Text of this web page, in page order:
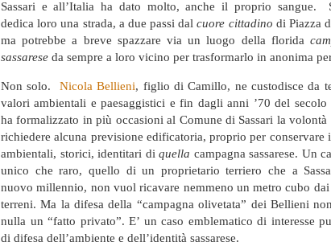
Sassari e all’Italia ha dato molto, anche il proprio sangue.
dedica loro una strada, a due passi dalcuore cittadino di Piazza
ma potrebbe a breve spazzare via un luogo della florida
sassarese da sempre a loro vicino per trasformarlo in anonima
Non solo. Nicola Bellieni, figlio di Camillo, ne custodisce da
valori ambientali e paesaggistici e fin dagli anni ’70 del secolo
ha formalizzato in più occasioni al Comune di Sassari la volontà
richiedere alcuna previsione edificatoria, proprio per conservare
ambientali, storici, identitari diquella campagna sassarese. Un
unico che raro, quello di un proprietario terriero che a
nuovo millennio, non vuol ricavare nemmeno un metro cubo
terreni. Ma la difesa della “campagna olivetata” dei Bellieni
nulla un “fatto privato”. E’ un caso emblematico di interesse
di difesa dell’ambiente e dell’identità sassarese.